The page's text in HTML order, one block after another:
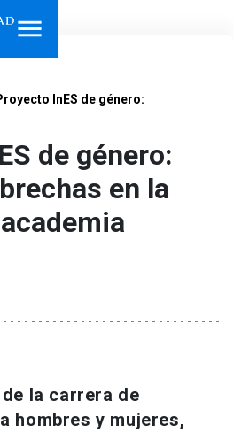
InES de género:
de género:
en la
la carrera de
hombres y mujeres,